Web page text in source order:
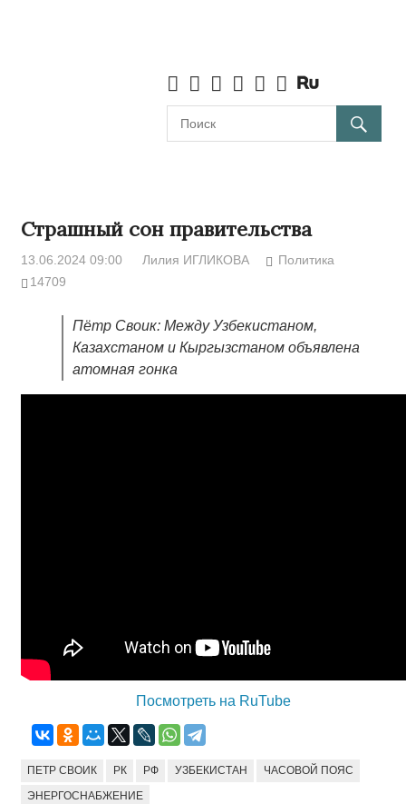
Страшный сон правительства
13.06.2024 09:00 Лилия ИГЛИКОВА
Политика
14709
Пётр Своик: Между Узбекистаном,
Казахстаном и Кыргызстаном объявлена
атомная гонка
Посмотреть на RuTube
ПЕТР СВОИК РК РФ УЗБЕКИСТАН ЧАСОВОЙ ПОЯС
ЭНЕРГОСНАБЖЕНИЕ